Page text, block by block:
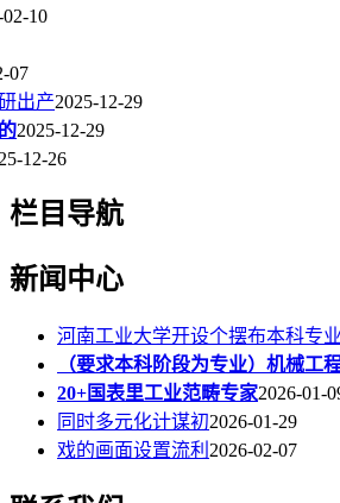
10
07
出产2025-12-29
2025-12-29
12-26
栏目导航
新闻中心
河南工业大学开设个摆布本科专业
（要求本科阶段为专业）机械工
20+国表里工业范畴专家2026-01-
同时多元化计谋初2026-01-29
戏的画面设置流利 2026-02-07